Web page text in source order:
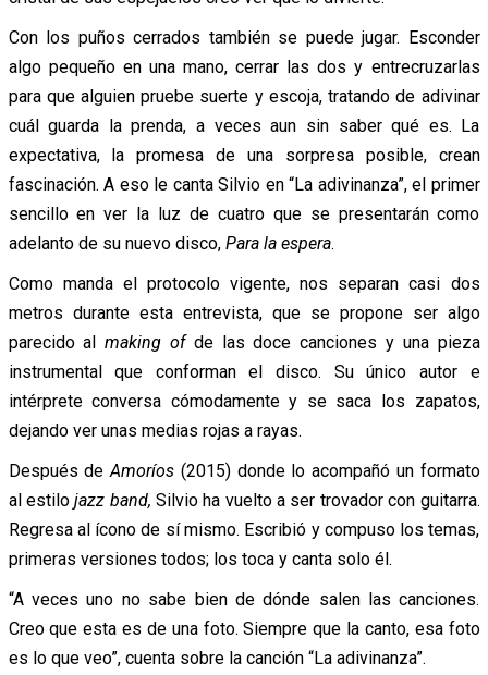
Con los puños cerrados también se puede jugar. Esconder
algo pequeño en una mano, cerrar las dos y entrecruzarlas
para que alguien pruebe suerte y escoja, tratando de adivinar
cuál guarda la prenda, a veces aun sin saber qué es. La
expectativa, la promesa de una sorpresa posible, crean
fascinación. A eso le canta Silvio en “La adivinanza”, el primer
sencillo en ver la luz de cuatro que se presentarán como
adelanto de su nuevo disco, Para la espera.
Como manda el protocolo vigente, nos separan casi dos
metros durante esta entrevista, que se propone ser algo
parecido almaking ofde las doce canciones y una pieza
instrumental que conforman el disco. Su único autor e
intérprete conversa cómodamente y se saca los zapatos,
dejando ver unas medias rojas a rayas.
Después de Amoríos (2015) donde lo acompañó un formato
al estilojazz band, Silvio ha vuelto a ser trovador con guitarra.
Regresa al ícono de sí mismo. Escribió y compuso los temas,
primeras versiones todos; los toca y canta solo él.
“A veces uno no sabe bien de dónde salen las canciones.
Creo que esta es de una foto. Siempre que la canto, esa foto
es lo que veo”, cuenta sobre la canción “La adivinanza”.